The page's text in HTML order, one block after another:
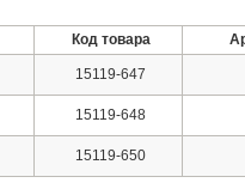
Код товара
15119-647
15119-648
15119-650